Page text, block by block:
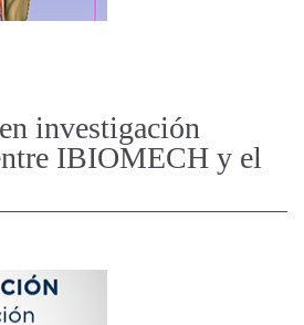
investigación
IBIOMECH y el